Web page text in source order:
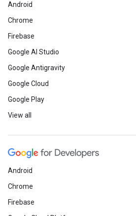
Android
Chrome
Firebase
Google AI Studio
Google Antigravity
Google Cloud
Google Play
View all
Android
Chrome
Firebase